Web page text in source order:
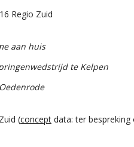
Regio Zuid
aan huis
te Kelpen
(concept data: ter bespreking